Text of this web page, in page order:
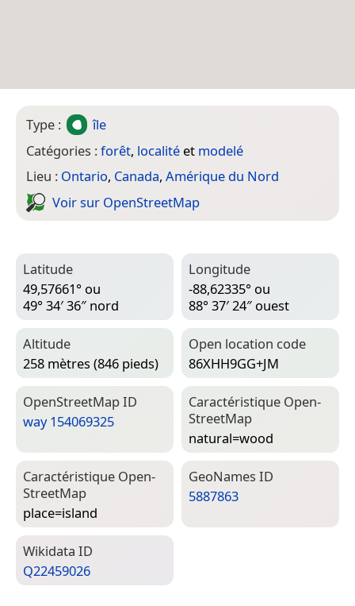
Type :
île
Catégories :forêt, localité et modelé
Lieu : Ontario, Canada, Amérique du Nord
Voir sur Open­Street­Map
Latitude
49,57661° ou
49° 34′ 36″ nord
Longitude
-88,62335° ou
88° 37′ 24″ ouest
Altitude
258 mètres (846 pieds)
Open location code
86XHH9GG+JM
Open­Street­Map ID
way 154069325
Caractéristique Open­
Street­Map
natural=­wood
Caractéristique Open­
Street­Map
place=­island
Geo­Names ID
5887863
Wiki­data ID
Q22459026